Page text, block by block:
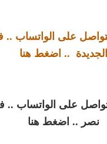
على الواتساب
الجديدة .. اضغط هنا
على الواتساب ..
نصر .. اضغط هنا